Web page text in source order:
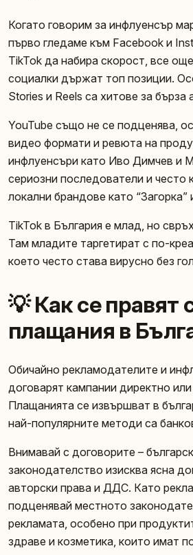
Когато говорим за инфлуенсър
първо гледаме към Facebook и
TikTok да набира скорост, все
социалки държат топ позиции.
Stories и Reels са хитове за бърза
YouTube също не се подценява,
видео формати и ревюта на
инфлуенсъри като Иво Димчев и
сериозни последователи и често
локални брандове като “Загорка”
TikTok в България е млад, но
Там младите таргетират с по-
което често става вирусно без
💡 Как се правят
плащания в
Обичайно рекламодателите и
договарят кампании директно или
Плащанията се извършват в
най-популярните методи са
Внимавай с договорите –
законодателство изисква ясна
авторски права и ДДС. Като
подценявай местното
рекламата, особено при
здраве и козметика, които имат